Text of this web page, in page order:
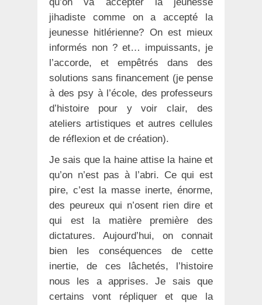
jihadiste comme on a accepté la
jeunesse hitlérienne? On est mieux
informés non ? et… impuissants, je
l’accorde, et empêtrés dans des
solutions sans financement (je pense
à des psy à l’école, des professeurs
d’histoire pour y voir clair, des
ateliers artistiques et autres cellules
de réflexion et de création).
Je sais que la haine attise la haine et
qu’on n’est pas à l’abri. Ce qui est
pire, c’est la masse inerte, énorme,
des peureux qui n’osent rien dire et
qui est la matière première des
dictatures. Aujourd’hui, on connait
bien les conséquences de cette
inertie, de ces lâchetés, l’histoire
nous les a apprises. Je sais que
certains vont répliquer et que la